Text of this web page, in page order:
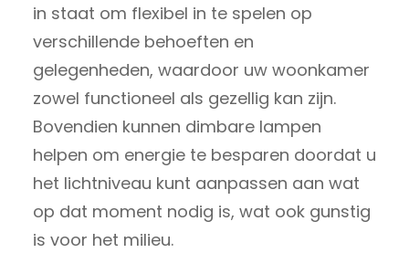
in staat om flexibel in te spelen op
verschillende behoeften en
gelegenheden, waardoor uw woonkamer
zowel functioneel als gezellig kan zijn.
Bovendien kunnen dimbare lampen
helpen om energie te besparen doordat u
het lichtniveau kunt aanpassen aan wat
op dat moment nodig is, wat ook gunstig
is voor het milieu.